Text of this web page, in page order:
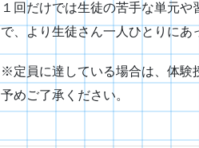
１回だけでは生徒の苦手な単元
で、より生徒さん一人ひとりにあ
※定員に達している場合は、体験
予めご了承ください。